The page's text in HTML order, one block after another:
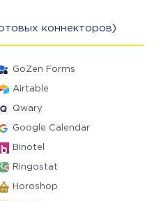
коннекторов)
GoZen Forms
Airtable
Qwary
Google Calendar
Binotel
Ringostat
Horoshop